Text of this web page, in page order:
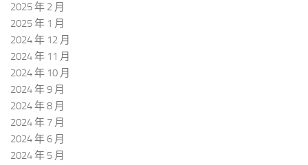
2025 年 2 月
2025 年 1 月
2024 年 12 月
2024 年 11 月
2024 年 10 月
2024 年 9 月
2024 年 8 月
2024 年 7 月
2024 年 6 月
2024 年 5 月